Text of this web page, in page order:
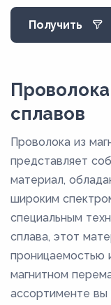
0,22
0,25
0,5
0,56
0,63
0,8
0,9
Получить
сплавов
Проволока из
представляет
материал,
широким
специальным
сплава, этот
проницаемостью
магнитном
ассортименте